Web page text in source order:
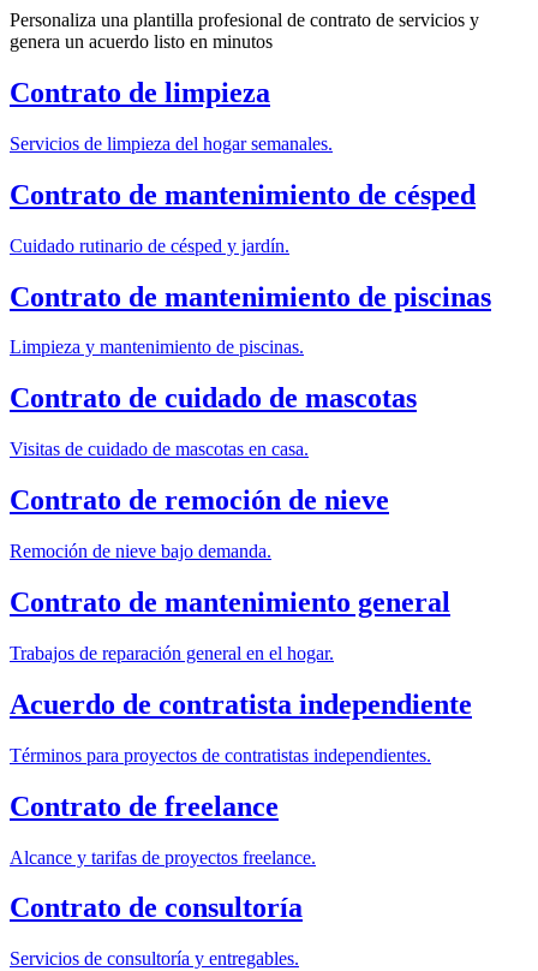
Personaliza una plantilla profesional de contrato de servicios y
genera un acuerdo listo en minutos
Contrato de limpieza
Servicios de limpieza del hogar semanales.
Contrato de mantenimiento de césped
Cuidado rutinario de césped y jardín.
Contrato de mantenimiento de piscinas
Limpieza y mantenimiento de piscinas.
Contrato de cuidado de mascotas
Visitas de cuidado de mascotas en casa.
Contrato de remoción de nieve
Remoción de nieve bajo demanda.
Contrato de mantenimiento general
Trabajos de reparación general en el hogar.
Acuerdo de contratista independiente
Términos para proyectos de contratistas independientes.
Contrato de freelance
Alcance y tarifas de proyectos freelance.
Contrato de consultoría
Servicios de consultoría y entregables.